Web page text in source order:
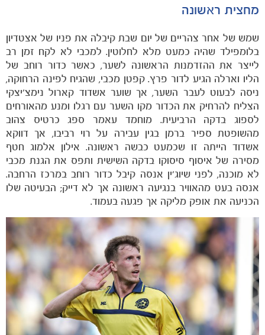
משחקים
ותוצאות
מחצית ראשונה
שמש של אחר צהריים של יום שבת קיבלה את פניו של אצטדיון
בלומפילד שהיה כמעט מלא לחלוטין. למכבי לא לקח זמן רב
לייצר את ההזדמנות הראשונה לשער, כאשר כדור רוחב של
הליו וארלה הגיע לדור פרץ. קפטן מכבי, שהגיח לפינה הרחוקה,
ניסה לבעוט לעבר השער, אך שוער אשדוד קארול נימצ'יצקי
הצליח להרחיק את הכדור מקו השער עם רגלו ומנע מהאורחים
לספוג בדקה הרביעית. מוחמד עאמר ספג כרטיס צהוב
מהשופטת ספיר ברמן בגין עבירה על רוי רביבו, אך דווקא
אשדוד הייתה זו שכמעט כבשה ראשונה. אילון אלמוג חטף
מסירה של איסוף סיסוקו בדקה השישית ותפס את הגנת מכבי
לא מוכנה, לפני שיוג'ין אנסה קיבל כדור רוחב במרכז הרחבה.
אנסה בעט מהאוויר בנגיעה ראשונה אך לא דייק; הבעיטה שלו
הכניעה את אופק מליקה אך פגעה בעמוד.